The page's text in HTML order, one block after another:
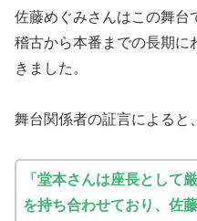
佐藤めぐみさんはこの舞台
稽古から本番までの長期に
きました。
舞台関係者の証言によると、
「堂本さんは座長として
を持ち合わせており、佐